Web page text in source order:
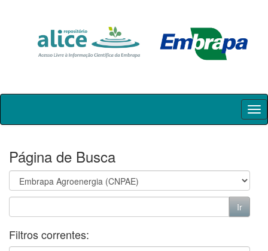
Skip
Página de Busca
Filtros correntes: